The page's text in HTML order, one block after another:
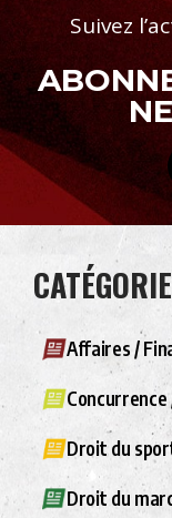
Suivez
Affaires /
Droit du
Droit du